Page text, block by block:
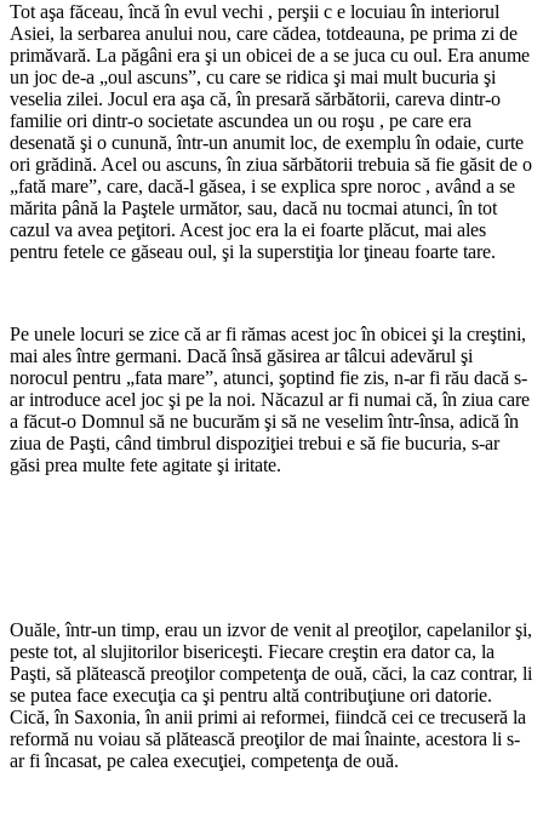
Tot aşa făceau, încă în evul vechi , perşii c e locuiau în interiorul
Asiei, la serbarea anului nou, care cădea, totdeauna, pe prima zi de
primăvară. La păgâni era şi un obicei de a se juca cu oul. Era anume
un joc de-a „oul ascuns”, cu care se ridica şi mai mult bucuria şi
veselia zilei. Jocul era aşa că, în presară sărbătorii, careva dintr-o
familie ori dintr-o societate ascundea un ou roşu , pe care era
desenată şi o cunună, într-un anumit loc, de exemplu în odaie, curte
ori grădină. Acel ou ascuns, în ziua sărbătorii trebuia să fie găsit de o
„fată mare”, care, dacă-l găsea, i se explica spre noroc , având a se
mărita până la Paştele următor, sau, dacă nu tocmai atunci, în tot
cazul va avea peţitori. Acest joc era la ei foarte plăcut, mai ales
pentru fetele ce găseau oul, şi la superstiţia lor ţineau foarte tare.
Pe unele locuri se zice că ar fi rămas acest joc în obicei şi la creştini,
mai ales între germani. Dacă însă găsirea ar tâlcui adevărul şi
norocul pentru „fata mare”, atunci, şoptind fie zis, n-ar fi rău dacă s-
ar introduce acel joc şi pe la noi. Năcazul ar fi numai că, în ziua care
a făcut-o Domnul să ne bucurăm şi să ne veselim într-însa, adică în
ziua de Paşti, când timbrul dispoziţiei trebui e să fie bucuria, s-ar
găsi prea multe fete agitate şi iritate.
Ouăle, într-un timp, erau un izvor de venit al preoţilor, capelanilor şi,
peste tot, al slujitorilor bisericeşti. Fiecare creştin era dator ca, la
Paşti, să plătească preoţilor competenţa de ouă, căci, la caz contrar, li
se putea face execuţia ca şi pentru altă contribuţiune ori datorie.
Cică, în Saxonia, în anii primi ai reformei, fiindcă cei ce trecuseră la
reformă nu voiau să plătească preoţilor de mai înainte, acestora li s-
ar fi încasat, pe calea execuţiei, competenţa de ouă.